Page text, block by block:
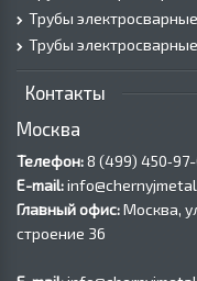
Трубы
Трубы
Контакты
Москва
Телефон:8 (499)
E-mail:
Главный офис:Москва,
строение 36